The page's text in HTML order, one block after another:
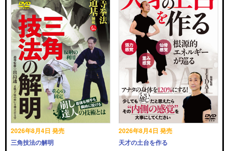
2026年8月4日 発売
三角技法の解明
2026年8月4日 発売
天才の土台を作る